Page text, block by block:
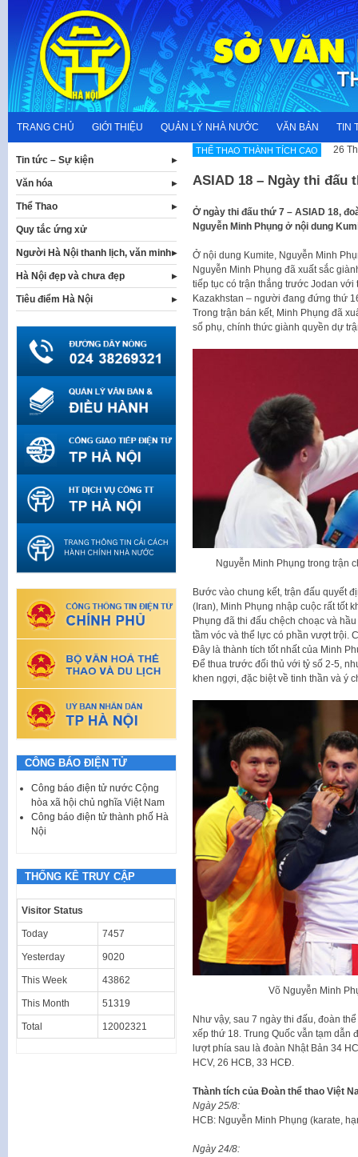
content
TRANG CHỦ GIỚI THIỆU QUẢN LÝ NHÀ NƯỚC VĂN BẢN TIN
THẾ THAO THÀNH TÍCH CAO 26
ASIAD 18 – Ngày thi
Ở ngày thi đấu thứ 7 – ASIAD 18,
Nguyễn Minh Phụng ở nội dung
Ở nội dung Kumite, Nguyễn Minh
Nguyễn Minh Phụng đã xuất sắc
tiếp tục có trận thắng trước Jodan
Kazakhstan – người đang đứng thứ
Trong trận bán kết, Minh Phụng đã
số phụ, chính thức giành quyền dự
Nguyễn Minh Phụng trong trận
Bước vào chung kết, trận đấu quyết
(Iran), Minh Phụng nhập cuộc rất tốt
Phụng đã thi đấu chệch choạc và
tầm vóc và thể lực có phần vượt trội.
Đây là thành tích tốt nhất của Minh
Để thua trước đối thủ với tỷ số 2-5,
khen ngợi, đặc biệt về tinh thần và ý
Võ Nguyễn Minh
Như vậy, sau 7 ngày thi đấu, đoàn
xếp thứ 18. Trung Quốc vẫn tạm dẫn
lượt phía sau là đoàn Nhật Bản 34
HCV, 26 HCB, 33 HCĐ.
Thành tích của Đoàn thể thao Việt
Ngày 25/8:
HCB: Nguyễn Minh Phụng (karate,
Ngày 24/8:
Tin tức – Sự kiện
Văn hóa
Thể Thao
Quy tắc ứng xử
Người Hà Nội thanh lịch, văn minh
Hà Nội đẹp và chưa đẹp
Tiêu điểm Hà Nội
CÔNG BÁO ĐIỆN TỬ
Công báo điện tử nước Cộng
hòa xã hội chủ nghĩa Việt Nam
Công báo điện tử thành phố Hà
Nội
THỐNG KÊ TRUY CẬP
Visitor Status
Today 7457
Yesterday 9020
This Week 43862
This Month 51319
Total 12002321